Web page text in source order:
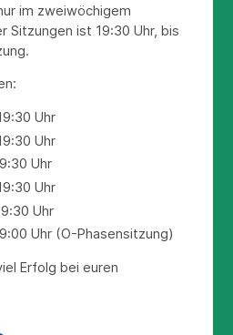
im zweiwöchigem
Sitzungen ist 19:30 Uhr, bis
Uhr
Uhr
Uhr
Uhr
Uhr
Uhr (O-Phasensitzung)
Erfolg bei euren